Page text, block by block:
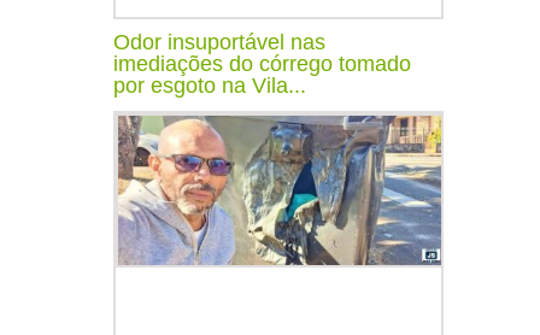
Odor insuportável nas
imediações do córrego tomado
por esgoto na Vila...